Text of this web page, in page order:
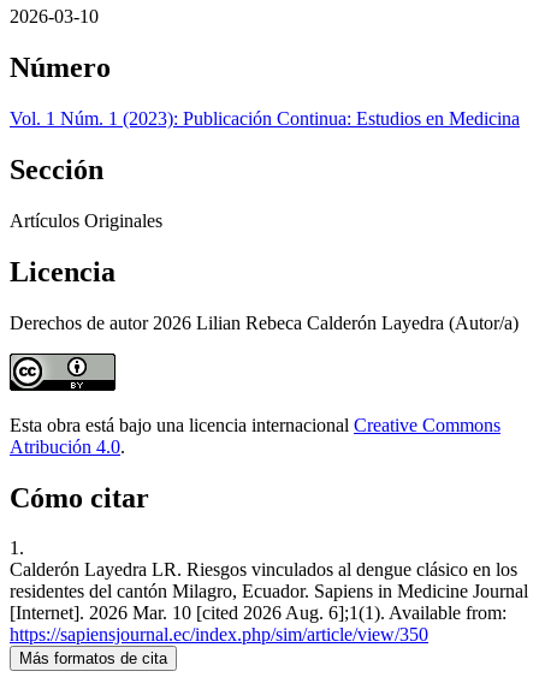
2026-03-10
Número
Vol. 1 Núm. 1 (2023): Publicación Continua: Estudios en Medicina
Sección
Artículos Originales
Licencia
Derechos de autor 2026 Lilian Rebeca Calderón Layedra (Autor/a)
Esta obra está bajo una licencia internacional Creative Commons
Atribución 4.0.
Cómo citar
1.
Calderón Layedra LR. Riesgos vinculados al dengue clásico en los
residentes del cantón Milagro, Ecuador. Sapiens in Medicine Journal
[Internet]. 2026 Mar. 10 [cited 2026 Aug. 6];1(1). Available from:
https://sapiensjournal.ec/index.php/sim/article/view/350
Más formatos de cita